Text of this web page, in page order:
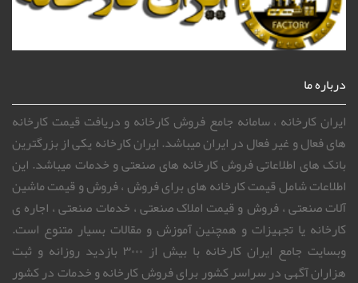
درباره ما
ایران کارخانه ، سامانه جامع فروش کارخانه و دریافت قیمت کارخانه
های فعال و غیر فعال در ایران میباشد. ایران کارخانه یکی از بزرگترین
بانک های اطلاعاتی فروش کارخانه های صنعتی و خدمات میباشد. این
اطلاعات شامل قیمت کارخانه های برای فروش ، فروش و قیمت ماشین
آلات صنعتی ، فروش و قیمت املاک صنعتی ، خدمات صنعتی ، اجاره ی
کارخانه یا تجهیزات و همچنین آموزش و مقالات بسیار متنوع است.
وبسایت جامع ایران کارخانه با بیش از ۳۰۰۰ بازدید روزانه و ثبت
هزاران آگهی در سراسر کشور برای فروش کارخانه و خدمات در کشور